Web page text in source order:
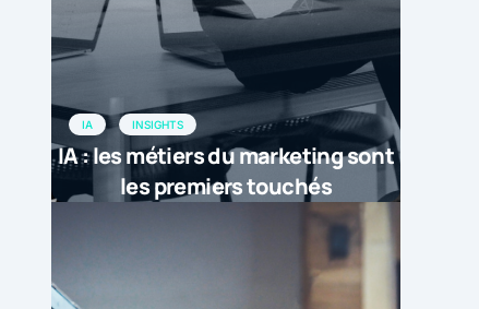
IA INSIGHTS
IA : les métiers du marketing sont
les premiers touchés